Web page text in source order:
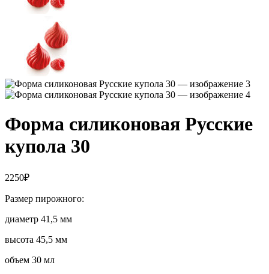
Форма силиконовая Русские
купола 30
2250₽
Размер пирожного:
диаметр 41,5 мм
высота 45,5 мм
объем 30 мл